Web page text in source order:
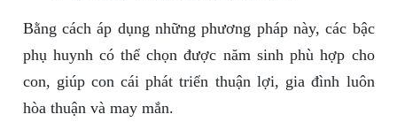
Bằng cách áp dụng những phương pháp này, các bậc
phụ huynh có thể chọn được năm sinh phù hợp cho
con, giúp con cái phát triển thuận lợi, gia đình luôn
hòa thuận và may mắn.